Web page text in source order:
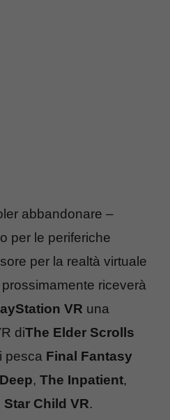
abbandonare –
per le periferiche
per la realtà virtuale
riceverà
VR una
diThe Elder Scrolls
pesca Final Fantasy
, The Inpatient,
Star Child VR.